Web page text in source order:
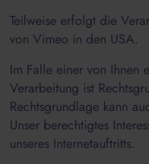
Teilweise erfolgt die
von Vimeo in den USA.
Im Falle einer von Ihnen
Verarbeitung ist
Rechtsgrundlage kann
Unser berechtigtes
unseres Internetauftritts.